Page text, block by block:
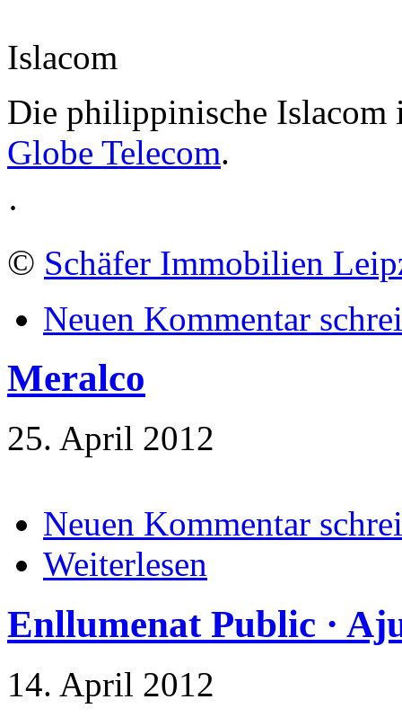
Islacom
Die philippinische Islacom
Globe Telecom.
·
© Schäfer Immobilien
Neuen Kommentar
Meralco
25. April 2012
Neuen Kommentar
Weiterlesen
Enllumenat Public ·
14. April 2012